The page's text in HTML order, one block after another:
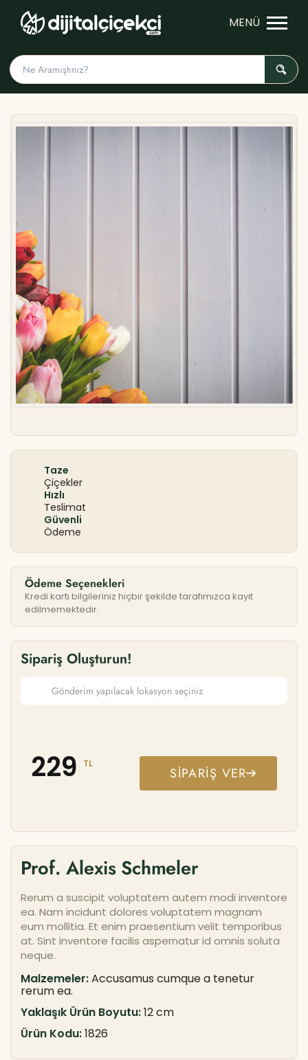
Prof. Alexis Schmeler
Rerum a suscipit voluptatem autem modi inventore
ea. Nam incidunt dolores voluptatem magnam
eum mollitia. Et enim praesentium velit temporibus
at. Sint inventore facilis aspernatur id omnis soluta
neque.
Malzemeler:Accusamus cumque a tenetur
rerum ea.
Yaklaşık Ürün Boyutu:12 cm
Ürün Kodu:1826
Sipariş Oluşturun!
229 TL
SIPARIŞ VER
Taze
Çiçekler
Hızlı
Teslimat
Güvenli
Ödeme
Ödeme Seçenekleri
Kredi kartı bilgileriniz hiçbir şekilde tarafımızca kayıt
edilmemektedir.